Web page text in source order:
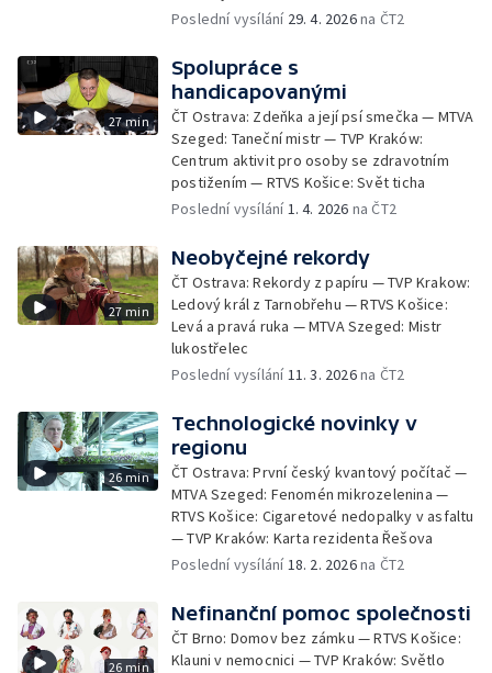
Poslední vysílání 29. 4. 2026na ČT2
27 min
Spolupráce s
handicapovanými
ČT Ostrava: Zdeňka a její psí smečka — MTVA
Szeged: Taneční mistr — TVP Kraków:
Centrum aktivit pro osoby se zdravotním
postižením — RTVS Košice: Svět ticha
Poslední vysílání1. 4. 2026 na ČT2
27 min
Neobyčejné rekordy
ČT Ostrava: Rekordy z papíru — TVP Krakow:
Ledový král z Tarnobřehu — RTVS Košice:
Levá a pravá ruka — MTVA Szeged: Mistr
lukostřelec
Poslední vysílání11. 3. 2026na ČT2
26 min
Technologické novinky v
regionu
ČT Ostrava: První český kvantový počítač —
MTVA Szeged: Fenomén mikrozelenina —
RTVS Košice: Cigaretové nedopalky v asfaltu
— TVP Kraków: Karta rezidenta Řešova
Poslední vysílání18. 2. 2026na ČT2
26 min
Nefinanční pomoc společnosti
ČT Brno: Domov bez zámku — RTVS Košice:
Klauni v nemocnici — TVP Kraków: Světlo